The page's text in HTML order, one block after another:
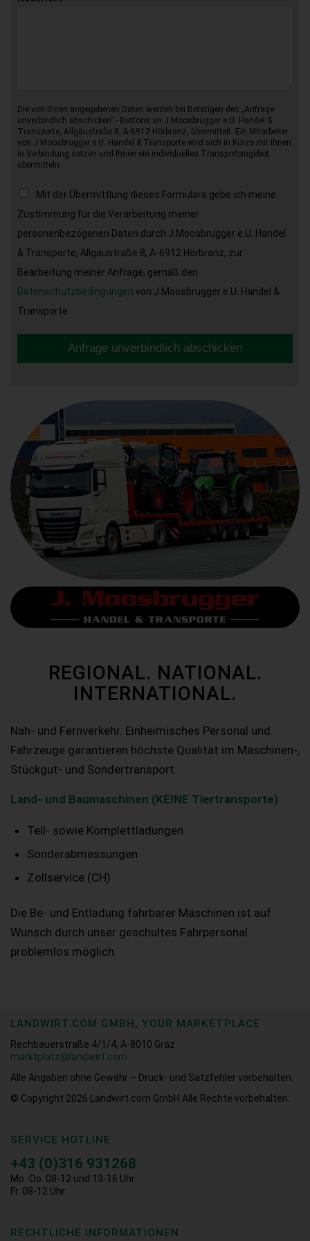
Die von Ihnen angegebenen Daten werden bei Betätigen des „Anfrage
unverbindlich abschicken“–Buttons an J.Moosbrugger e.U. Handel &
Transporte, Allgäustraße 8, A-6912 Hörbranz, übermittelt. Ein Mitarbeiter
von J.Moosbrugger e.U. Handel & Transporte wird sich in Kürze mit Ihnen
in Verbindung setzen und Ihnen ein individuelles Transportangebot
übermitteln.
Mit der Übermittlung dieses Formulars gebe ich meine
Zustimmung für die Verarbeitung meiner
personenbezogenen Daten durch J.Moosbrugger e.U. Handel
& Transporte, Allgäustraße 8, A-6912 Hörbranz, zur
Bearbeitung meiner Anfrage, gemäß den
Datenschutzbedingungen von J.Moosbrugger e.U. Handel &
Transporte.
Anfrage unverbindlich abschicken
REGIONAL. NATIONAL.
INTERNATIONAL.
Nah- und Fernverkehr. Einheimisches Personal und
Fahrzeuge garantieren höchste Qualität im Maschinen-,
Stückgut- und Sondertransport.
Land- und Baumaschinen (KEINE Tiertransporte)
Teil- sowie Komplettladungen
Sonderabmessungen
Zollservice (CH)
Die Be- und Entladung fahrbarer Maschinen ist auf
Wunsch durch unser geschultes Fahrpersonal
problemlos möglich.
LANDWIRT.COM GMBH, YOUR MARKETPLACE
Rechbauerstraße 4/1/4, A-8010 Graz
marktplatz@landwirt.com
Alle Angaben ohne Gewähr – Druck- und Satzfehler vorbehalten.
© Copyright 2026
Landwirt.com GmbH Alle Rechte vorbehalten.
SERVICE HOTLINE
+43 (0)316 931268
Mo.-Do. 08-12 und 13-16 Uhr
Fr. 08-12 Uhr
RECHTLICHE INFORMATIONEN